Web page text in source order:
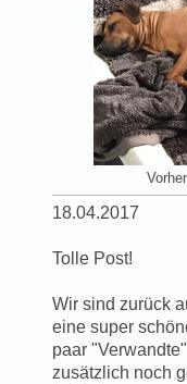
18.04.2017
Tolle Post!
Wir sind zurück
eine super
paar
zusätzlich noch